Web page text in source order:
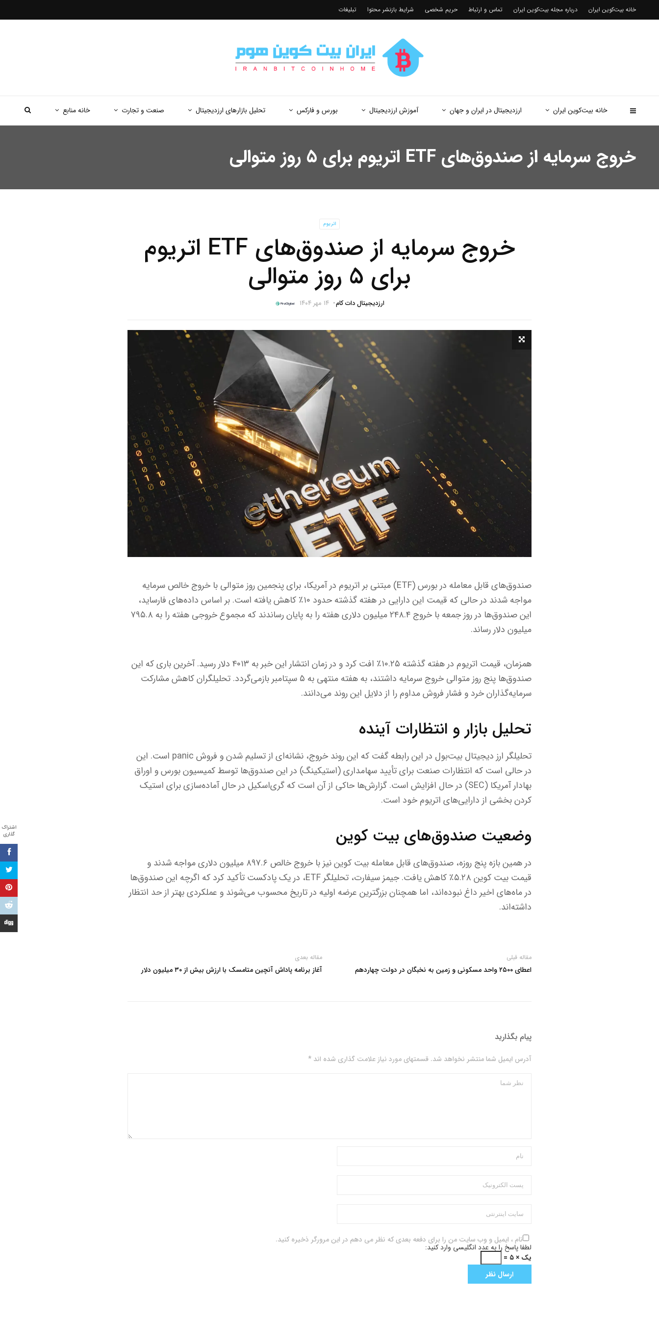
خانه بیت‌کوین ایران ارزدیجیتال در ایران و جهان آموزش ارزدیجیتال بورس و فارکس تحلیل بازارهای ارزدیجیتال صنعت و تجارت خانه منابع
خانه بیت‌کوین ایران درباره مجله بیت‌کوین ایران تماس و ارتباط حریم شخصی شرایط بازنشر محتوا تبلیغات
خروج سرمایه از صندوق‌های ETF اتریوم برای ۵ روز متوالی
اتریوم
خروج سرمایه از صندوق‌های ETF اتریوم
برای ۵ روز متوالی
ارزدیجیتال دات کام ۱۴ مهر ۱۴۰۴
اشتراک
گذاری
صندوق‌های قابل معامله در بورس (ETF) مبتنی بر اتریوم در آمریکا، برای پنجمین روز متوالی با خروج خالص سرمایه
مواجه شدند در حالی که قیمت این دارایی در هفته گذشته حدود ۱۰٪ کاهش یافته است. بر اساس داده‌های فارساید،
این صندوق‌ها در روز جمعه با خروج ۲۴۸.۴ میلیون دلاری هفته را به پایان رساندند که مجموع خروجی هفته را به ۷۹۵.۸
میلیون دلار رساند.
همزمان، قیمت اتریوم در هفته گذشته ۱۰.۲۵٪ افت کرد و در زمان انتشار این خبر به ۴۰۱۳ دلار رسید. آخرین باری که این
صندوق‌ها پنج روز متوالی خروج سرمایه داشتند، به هفته منتهی به ۵ سپتامبر بازمی‌گردد. تحلیلگران کاهش مشارکت
سرمایه‌گذاران خرد و فشار فروش مداوم را از دلایل این روند می‌دانند.
تحلیل بازار و انتظارات آینده
تحلیلگر ارز دیجیتال بیت‌بول در این رابطه گفت که این روند خروج، نشانه‌ای از تسلیم شدن و فروش panic است. این
در حالی است که انتظارات صنعت برای تأیید سهامداری (استیکینگ) در این صندوق‌ها توسط کمیسیون بورس و اوراق
بهادار آمریکا (SEC) در حال افزایش است. گزارش‌ها حاکی از آن است که گری‌اسکیل در حال آماده‌سازی برای استیک
کردن بخشی از دارایی‌های اتریوم خود است.
وضعیت صندوق‌های بیت کوین
در همین بازه پنج روزه، صندوق‌های قابل معامله بیت کوین نیز با خروج خالص ۸۹۷.۶ میلیون دلاری مواجه شدند و
قیمت بیت کوین ۵.۲۸٪ کاهش یافت. جیمز سیفارت، تحلیلگر ETF، در یک پادکست تأکید کرد که اگرچه این صندوق‌ها
در ماه‌های اخیر داغ نبوده‌اند، اما همچنان بزرگترین عرضه اولیه در تاریخ محسوب می‌شوند و عملکردی بهتر از حد انتظار
داشته‌اند.
مقاله قبلی
اعطای ۲۵۰۰ واحد مسکونی و زمین به نخبگان در دولت چهاردهم
مقاله بعدی
آغاز برنامه پاداش آنچین متامسک با ارزش بیش از ۳۰ میلیون دلار
پیام بگذارید
آدرس ایمیل شما منتشر نخواهد شد. قسمتهای مورد نیاز علامت گذاری شده اند *
نام ، ایمیل و وب سایت من را برای دفعه بعدی که نظر می دهم در این مرورگر ذخیره کنید.
لطفا پاسخ را به عدد انگلیسی وارد کنید:
یک × ۵ =